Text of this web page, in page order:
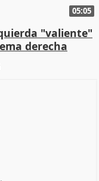
05:05
"valiente"
derecha